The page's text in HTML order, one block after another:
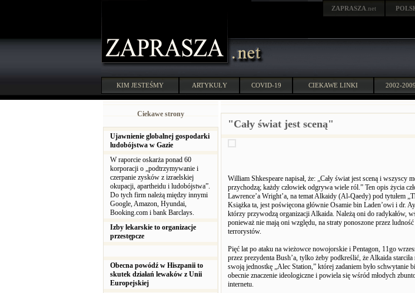
ZAPRASZA .net
KIM JESTEŚMY ARTYKUŁY COVID-19 CIEKAWE LINKI 2002-2009
Ciekawe strony
Ujawnienie globalnej gospodarki
ludobójstwa w Gazie
W raporcie oskarża ponad 60
korporacji o „podtrzymywanie i
czerpanie zysków z izraelskiej
okupacji, apartheidu i ludobójstwa”.
Do tych firm należą między innymi
Google, Amazon, Hyundai,
Booking.com i bank Barclays.
Izby lekarskie to organizacje
przestępcze
Obecna powódź w Hiszpanii to
skutek działań lewaków z Unii
Europejskiej
"Cały świat jest sceną"
William Shkespeare napisał, że: „Cały świat jest sceną i wszyscy
przychodzą; każdy człowiek odgrywa wiele ról.” Ten opis życia
Lawrence’a Wright’a, na temat Alkaidy (Al-Qaedy) pod tytułem
Książka ta, jest poświęcona głównie Osamie bin Laden’owi i dr.
którzy przywodzą organizacji Alkaida. Należą oni do radykałów,
ponieważ nie mają oni względu, na straty ponoszone przez
terrorystów.
Pięć lat po ataku na wieżowce nowojorskie i Pentagon, 11go
przez prezydenta Bush’a, tylko żeby podkreślić, że Alkaida
swoją jednostkę „Alec Station,” której zadaniem było schwytanie
obecnie znaczenie ideologiczne i powiela się wśród młodych
internetu.